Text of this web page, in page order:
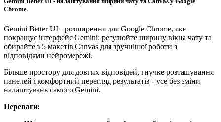
Chrome
Gemini Better UI - розширення для Google Chrome, яке
покращує інтерфейс Gemini: регулюйте ширину вікна чату та
обирайте з 5 макетів Canvas для зручнішої роботи з
відповідями нейромережі.
Більше простору для довгих відповідей, гнучке розташування
панелей і комфортний перегляд результатів - усе без зміни
налаштувань самого Gemini.
Переваги: